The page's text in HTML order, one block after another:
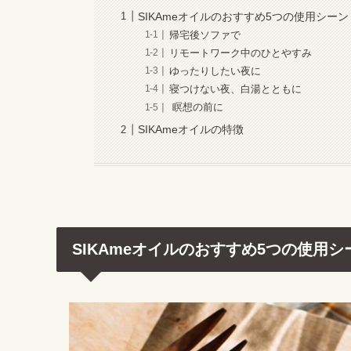
SIKAmeオイルのおすすめ5つの使用シーン
帰宅後ソファで
リモートワーク中のひとやすみ
ゆったりしたい夜に
寝つけない夜、白湯とともに
瞑想の前に
SIKAmeオイルの特徴
SIKAmeオイルのおすすめ5つの使用シ